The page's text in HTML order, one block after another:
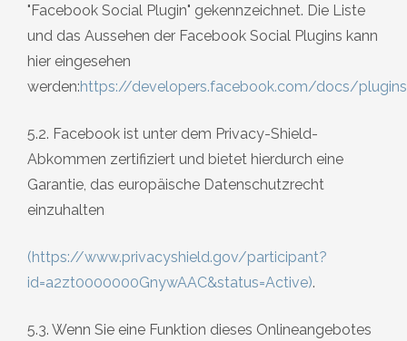
"Facebook Social Plugin" gekennzeichnet. Die Liste
und das Aussehen der Facebook Social Plugins kann
hier eingesehen
werden:https://developers.facebook.com/docs/
5.2. Facebook ist unter dem Privacy-Shield-
Abkommen zertifiziert und bietet hierdurch eine
Garantie, das europäische Datenschutzrecht
einzuhalten
(https://www.privacyshield.gov/participant?
id=a2zt0000000GnywAAC&status=Active).
5.3. Wenn Sie eine Funktion dieses Onlineangebotes